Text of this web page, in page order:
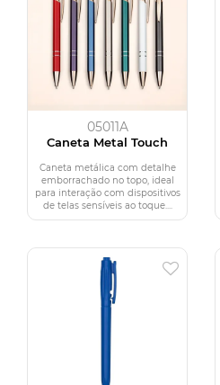
05011A
Caneta Metal Touch
Caneta metálica com detalhe
emborrachado no topo, ideal
para interação com dispositivos
de telas sensíveis ao toque....